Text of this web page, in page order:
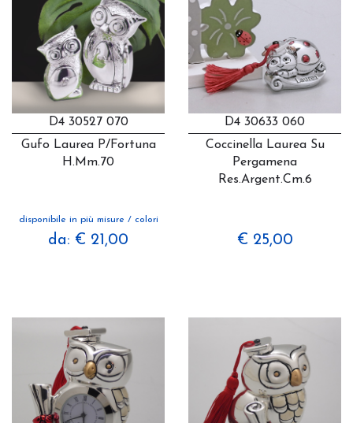
D4 30527 070
Gufo Laurea P/fortuna
H.mm.70
disponibile in più misure / colori
da: € 21,00
D4 30633 060
Coccinella Laurea Su
Pergamena
Res.argent.cm.6
€ 25,00